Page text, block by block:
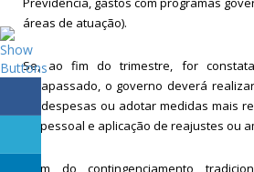
áreas de atuação).
Se, ao fim do trimestre, for
ultrapassado, o governo deverá
de despesas ou adotar medidas mais
de pessoal e aplicação de reajustes ou
Além do contingenciamento